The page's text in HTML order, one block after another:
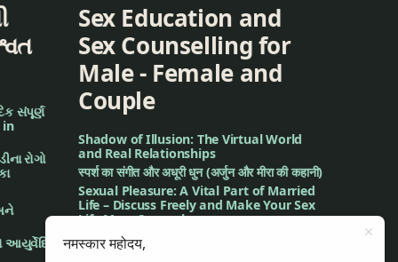
સંપૂર્ણ
in
રોગો
Sex Education and
Sex Counselling for
Male - Female and
Couple
Shadow of Illusion: The Virtual World
and Real Relationships
स्पर्श का संगीत और अधूरी धुन (अर्जुन और मीरा की कहानी)
Sexual Pleasure: A Vital Part of Married
Life – Discuss Freely and Make Your Sex
Life More Sensual
Understanding Female Hormones
Through Ayurveda’s Dosha Lens
नमस्कार महोदय,